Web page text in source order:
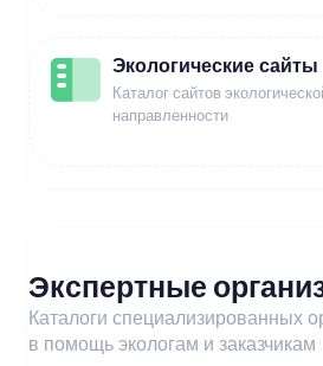
Экологические сайты
Каталог сайтов
направленности
Экспертные
Каталоги специализированных
в помощь экологам и заказчикам